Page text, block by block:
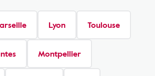
Lyon Toulouse
Montpellier